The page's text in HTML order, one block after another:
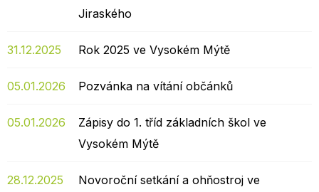
Jiraského
31.12.2025 Rok 2025 ve Vysokém Mýtě
05.01.2026 Pozvánka na vítání občánků
05.01.2026
Zápisy do 1. tříd základních škol ve
Vysokém Mýtě
28.12.2025
Novoroční setkání a ohňostroj ve